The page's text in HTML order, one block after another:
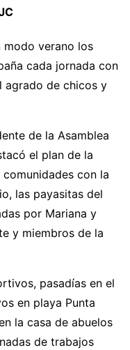
modo verano los
cada jornada con
agrado de chicos y
de la Asamblea
el plan de la
con la
las payasitas del
por Mariana y
y miembros de la
pasadías en el
en playa Punta
la casa de abuelos
de trabajos